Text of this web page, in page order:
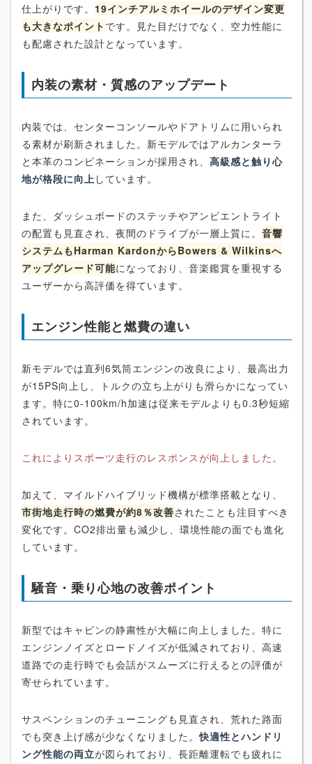
仕上がりです。 19インチアルミホイールのデザイン変更
も大きなポイント です。見た目だけでなく、空力性能に
も配慮された設計となっています。
内装の素材・質感のアップデート
内装では、センターコンソールやドアトリムに用いられ
る素材が刷新されました。新モデルではアルカンターラ
と本革のコンビネーションが採用され、 高級感と触り心
地が格段に向上 しています。
また、ダッシュボードのステッチやアンビエントライト
の配置も見直され、夜間のドライブが一層上質に。 音響
システムもHarman KardonからBowers & Wilkinsへ
アップグレード可能になっており、音楽鑑賞を重視する
ユーザーから高評価を得ています。
エンジン性能と燃費の違い
新モデルでは直列6気筒エンジンの改良により、最高出力
が15PS向上し、トルクの立ち上がりも滑らかになってい
ます。特に0-100km/h加速は従来モデルよりも0.3秒短縮
されています。
これによりスポーツ走行のレスポンスが向上しました。
加えて、マイルドハイブリッド機構が標準搭載となり、
市街地走行時の燃費が約8％改善されたことも注目すべき
変化です。CO2排出量も減少し、環境性能の面でも進化
しています。
騒音・乗り心地の改善ポイント
新型ではキャビンの静粛性が大幅に向上しました。特に
エンジンノイズとロードノイズが低減されており、高速
道路での走行時でも会話がスムーズに行えるとの評価が
寄せられています。
サスペンションのチューニングも見直され、荒れた路面
でも突き上げ感が少なくなりました。快適性とハンドリ
ング性能の両立が図られており、長距離運転でも疲れに